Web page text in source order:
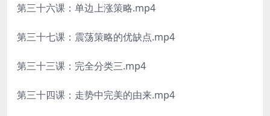
第三十六课：单边上涨策略.mp4
第三十七课：震荡策略的优缺点.mp4
第三十三课：完全分类三.mp4
第三十四课：走势中完美的由来.mp4